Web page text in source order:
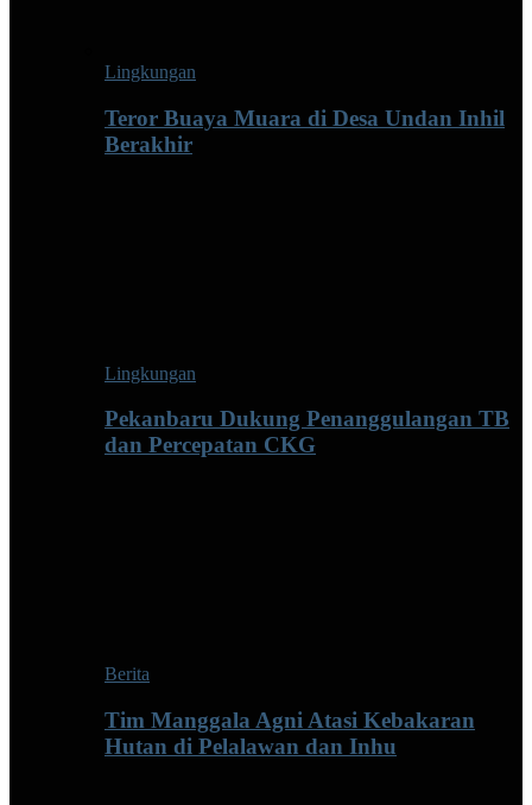
Lingkungan
Teror Buaya Muara di Desa Undan Inhil
Berakhir
Lingkungan
Pekanbaru Dukung Penanggulangan TB
dan Percepatan CKG
Berita
Tim Manggala Agni Atasi Kebakaran
Hutan di Pelalawan dan Inhu